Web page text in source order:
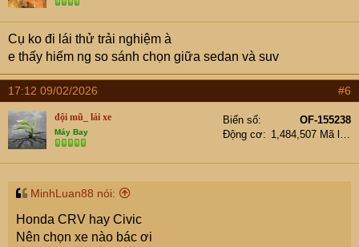
Cụ ko đi lái thử trải nghiệm à
e thấy hiếm ng so sánh chọn giữa sedan và suv
17:12 09/02/2026 #6
đội mũ_ lái xe
Máy Bay
Biển số
OF-155238
Động cơ
1,484,507 Mã lực
MinhLuan88 nói:
Honda CRV hay Civic
Nên chọn xe nào bác ơi